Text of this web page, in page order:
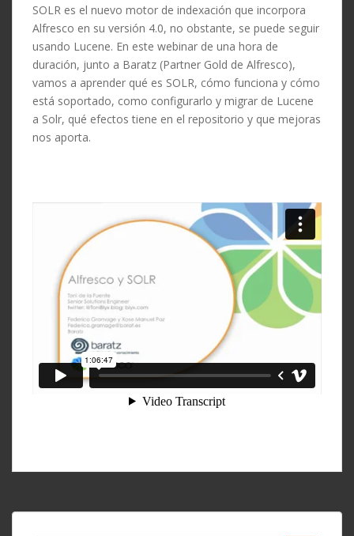
SOLR es el nuevo motor de indexación que incorpora
Alfresco en su versión 4.0, no obstante, se puede seguir
usando Lucene. En este webinar de una hora de
duración, junto a Baratz (Partner Gold de Alfresco),
vamos a aprender qué es SOLR, cómo funciona y cómo
está soportado, como configurarlo y migrar de Lucene
a Solr, qué efectos tiene en el repositorio y que mejoras
nos aporta.